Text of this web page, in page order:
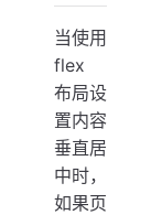
当使用
flex
布局设
置内容
垂直居
中时，
如果页